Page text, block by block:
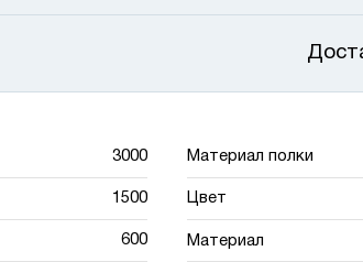
3000
1500
600
Материал полки
Цвет
Материал